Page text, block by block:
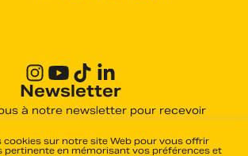
Newsletter
à notre newsletter pour recevoir
par Haut et Court.
cookies sur notre site Web pour vous offrir
pertinente en mémorisant vos préférences et